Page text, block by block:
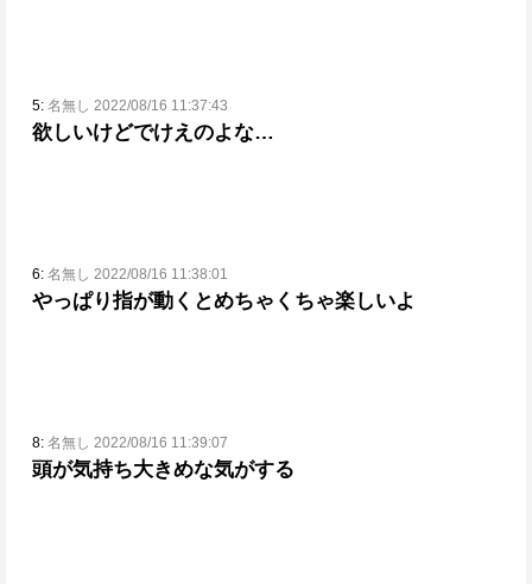
5: 名無し 2022/08/16 11:37:43
欲しいけどでけえのよな…
6: 名無し 2022/08/16 11:38:01
やっぱり指が動くとめちゃくちゃ楽しいよ
8: 名無し 2022/08/16 11:39:07
頭が気持ち大きめな気がする